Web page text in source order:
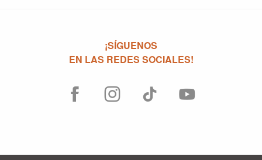
¡SÍGUENOS
EN LAS REDES SOCIALES!